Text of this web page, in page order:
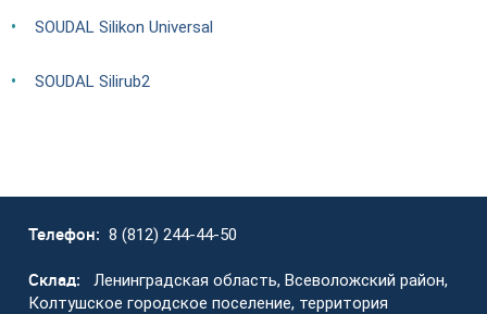
SOUDAL Silikon Universal
SOUDAL Silirub2
Телефон: 8 (812) 244-44-50
Склад:
Ленинградская область, Всеволожский район,
Колтушское городское поселение, территория